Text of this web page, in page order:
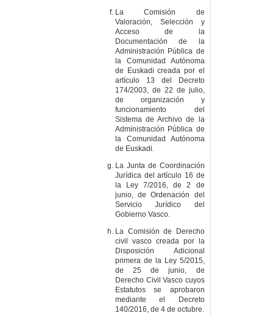
La Comisión de
Valoración, Selección y
Acceso de la
Documentación de la
Administración Pública de
la Comunidad Autónoma
de Euskadi creada por el
artículo 13 del Decreto
174/2003, de 22 de julio,
de organización y
funcionamiento del
Sistema de Archivo de la
Administración Pública de
la Comunidad Autónoma
de Euskadi.
La Junta de Coordinación
Jurídica del artículo 16 de
la Ley 7/2016, de 2 de
junio, de Ordenación del
Servicio Jurídico del
Gobierno Vasco.
La Comisión de Derecho
civil vasco creada por la
Disposición Adicional
primera de la Ley 5/2015,
de 25 de junio, de
Derecho Civil Vasco cuyos
Estatutos se aprobaron
mediante el Decreto
140/2016, de 4 de octubre.